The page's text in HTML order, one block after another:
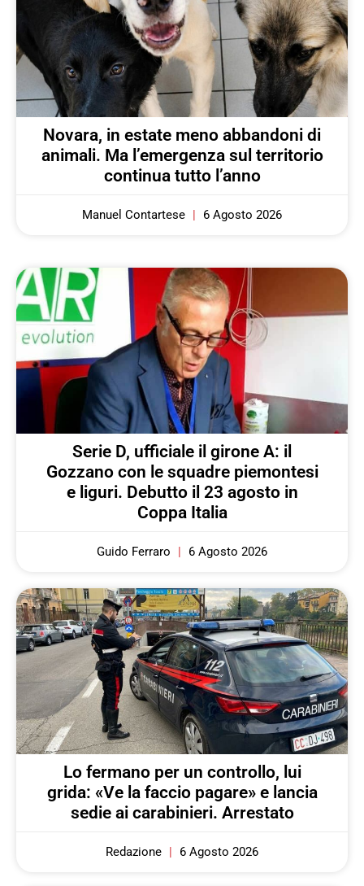
Novara, in estate meno abbandoni di
animali. Ma l’emergenza sul territorio
continua tutto l’anno
Manuel Contartese 6 Agosto 2026
Serie D, ufficiale il girone A: il
Gozzano con le squadre piemontesi
e liguri. Debutto il 23 agosto in
Coppa Italia
Guido Ferraro 6 Agosto 2026
Lo fermano per un controllo, lui
grida: «Ve la faccio pagare» e lancia
sedie ai carabinieri. Arrestato
Redazione 6 Agosto 2026